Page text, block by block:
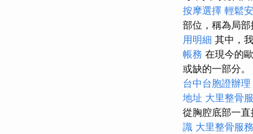
按摩選擇 輕鬆
部位，稱為局部
用明細 其中，
帳務 在現今的
或缺的一部分。
台中台胞證辦理
地址 大里整骨
從胸腔底部一
識 大里整骨服務